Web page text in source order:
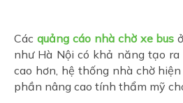
Các quảng cáo nhà chờ xe bus
như Hà Nội có khả năng tạo
cao hơn, hệ thống nhà chờ
phần nâng cao tính thẩm mỹ